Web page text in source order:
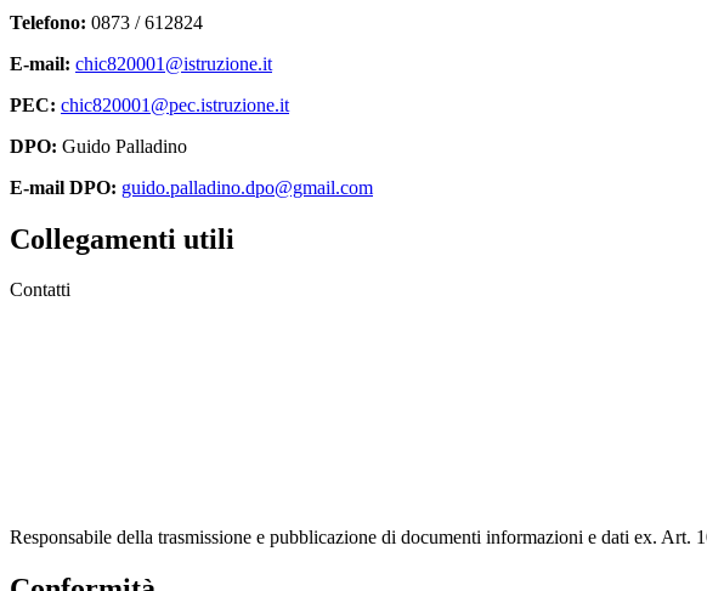
Telefono: 0873 / 612824
E-mail: chic820001@istruzione.it
PEC: chic820001@pec.istruzione.it
DPO: Guido Palladino
E-mail DPO: guido.palladino.dpo@gmail.com
Collegamenti utili
Contatti
Responsabile della trasmissione e pubblicazione di documenti informazioni e dati ex. Art.